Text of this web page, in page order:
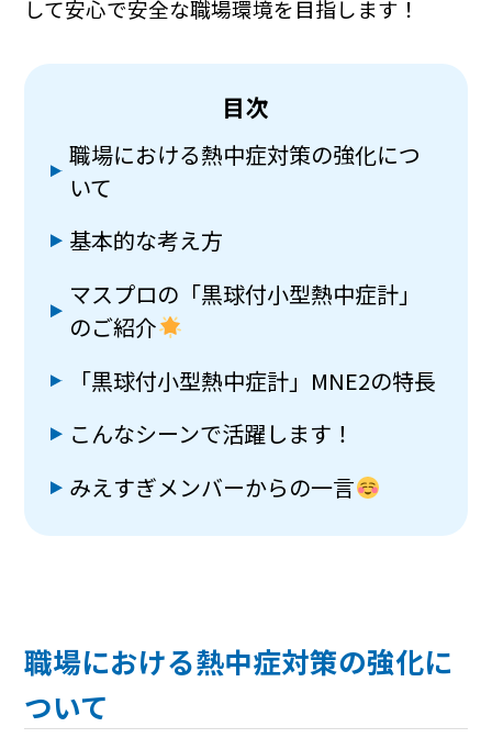
して安心で安全な職場環境を目指します！
目次
職場における熱中症対策の強化につ
いて
基本的な考え方
マスプロの「黒球付小型熱中症計」
のご紹介
「黒球付小型熱中症計」MNE2の特長
こんなシーンで活躍します！
みえすぎメンバーからの一言
職場における熱中症対策の強化に
ついて